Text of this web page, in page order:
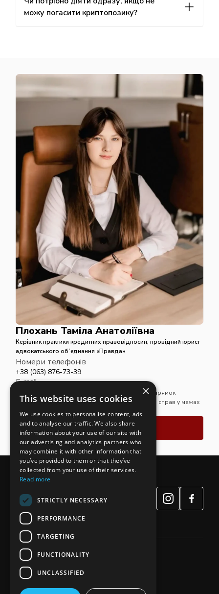
Плохань Таміла Анатоліївна
Керівник практики кредитних правовідносин, провідний юрист
адвокатського обʼєднання «Правда»
Номери телефонів
+38 (063) 876-73-39
E-mail
Магістр права. Провідний юрист, яка очолює напрямок
кредитних правовідносин та забезпечує ведення справ у межах
практики адвокатського обʼєднання «Правда».
Зв'язатись
можу погасити криптопозику?
65039, 🇺🇦 Україна, м. Одеса
вул. Фонтанська дорога 4а
×
This website uses cookies
We use cookies to personalise content, ads
and to analyse our traffic. We also share
information about your use of our site with
our advertising and analytics partners who
may combine it with other information that
you’ve provided to them or that they’ve
collected from your use of their services.
Read more
STRICTLY NECESSARY
PERFORMANCE
TARGETING
FUNCTIONALITY
UNCLASSIFIED